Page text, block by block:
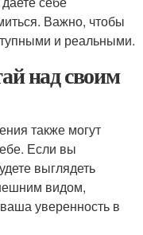
Важно, чтобы
и реальными.
над своим
также могут
Если вы
выглядеть
видом,
уверенность в